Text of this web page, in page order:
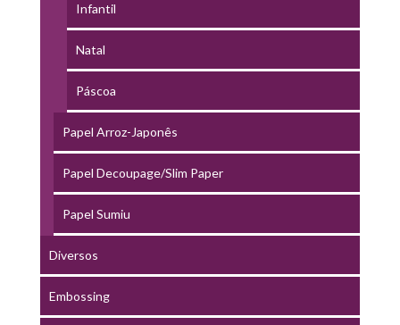
Infantil
Natal
Páscoa
Papel Arroz-Japonês
Papel Decoupage/Slim Paper
Papel Sumiu
Diversos
Embossing